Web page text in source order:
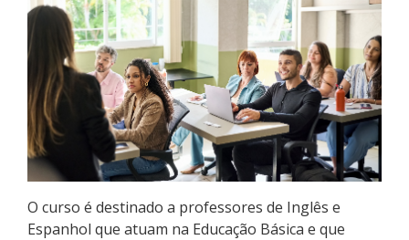
Pós-graduação
Educação a Distância
Educação de Jovens e Adultos
Transferências e retornos
PartiuIF
O curso é destinado a professores de Inglês e
Espanhol que atuam na Educação Básica e que